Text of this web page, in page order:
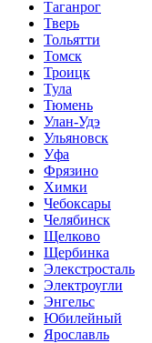
Таганрог
Тверь
Тольятти
Томск
Троицк
Тула
Тюмень
Улан-Удэ
Ульяновск
Уфа
Фрязино
Химки
Чебоксары
Челябинск
Щелково
Щербинка
Элекстросталь
Электроугли
Энгельс
Юбилейный
Ярославль